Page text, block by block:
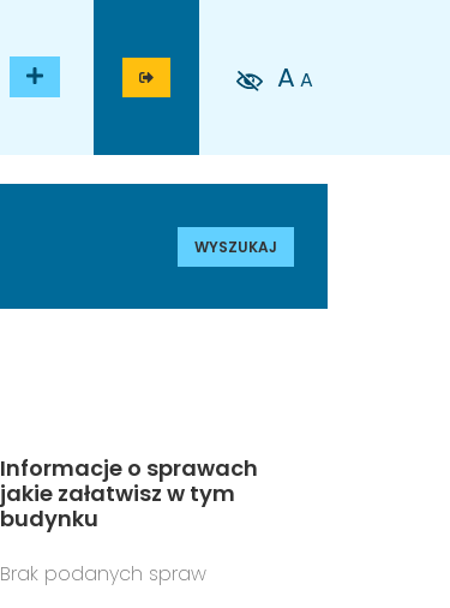
A A
WYSZUKAJ
Informacje o sprawach
jakie załatwisz w tym
budynku
Brak podanych spraw